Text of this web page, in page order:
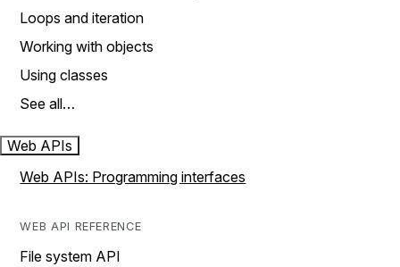
Loops and iteration
Working with objects
Using classes
See all…
Web APIs
Web APIs: Programming interfaces
WEB API REFERENCE
File system API